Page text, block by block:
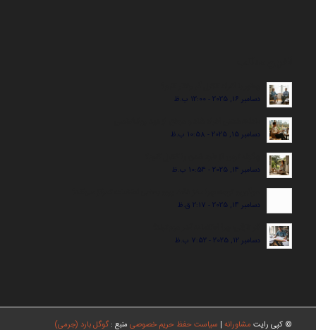
دسامبر 16, 2025 - 12:00 ب.ظ
دسامبر 15, 2025 - 10:58 ب.ظ
دسامبر 14, 2025 - 10:54 ب.ظ
دسامبر 14, 2025 - 2:17 ق.ظ
دسامبر 12, 2025 - 7:52 ب.ظ
© کپی رایت مشاورانه| سیاست حفظ حریم خصوصیمنبع : گوگل بارد (جرمی)